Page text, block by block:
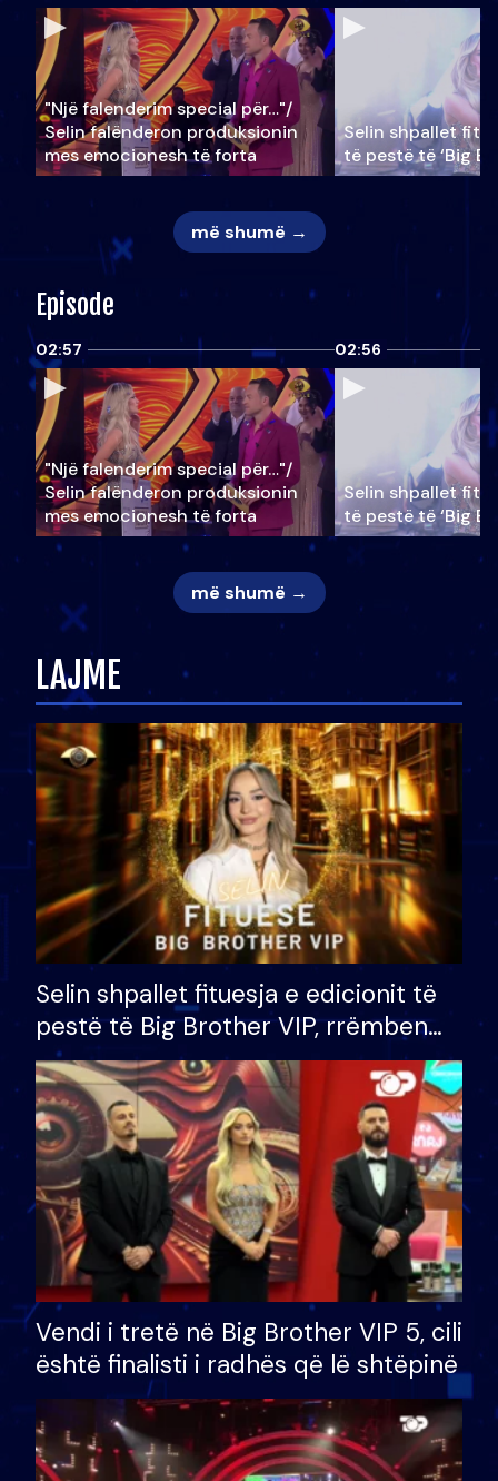
"Një falenderim special për…"/
Selin falënderon produksionin
mes emocionesh të forta
Selin shpallet
të pestë të ‘Big
më shumë →
Episode
02:57
"Një falenderim special për…"/
Selin falënderon produksionin
mes emocionesh të forta
02:56
Selin shpallet
të pestë të ‘Big
më shumë →
LAJME
Selin shpallet fituesja e edicionit të
pestë të Big Brother VIP, rrëmben
çmimin e madh prej 100 mijë eurosh
Vendi i tretë në Big Brother VIP 5, cili
është finalisti i radhës që lë shtëpinë